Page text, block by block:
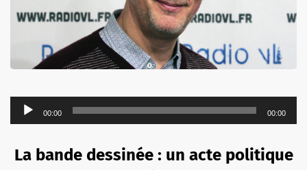
Lecteur
audio
00:00 00:00
La bande dessinée : un acte politique